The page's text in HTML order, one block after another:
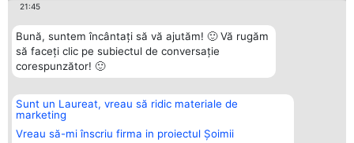
21:45
Bună, suntem încântați să vă ajutăm! 🙂 Vă rugăm
să faceți clic pe subiectul de conversație
corespunzător! 🙂
Sunt un Laureat, vreau să ridic materiale de
marketing
Vreau să-mi înscriu firma in proiectul Șoimii
Organizator Ranking
BRIGHT SOLUTIONS BR SRL
Aleea Timisul De Sus 2 Bl. A30
Sc. A Et. 4 Ap. 13 Cod 061952
Plebiscyt
Lista Tuturor
Laureaților
Contact